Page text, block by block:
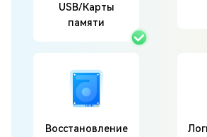
USB/Карты
памяти
Восстановление